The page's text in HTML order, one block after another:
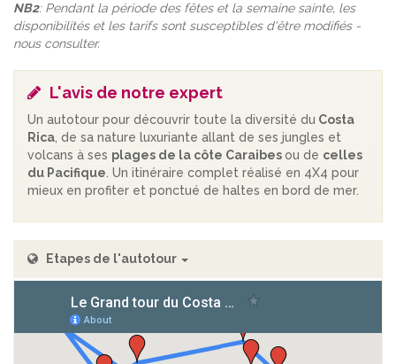
NB2: Pendant la période des fêtes et la semaine sainte, les
disponibilités et les tarifs sont susceptibles d'être modifiés -
nous consulter.
L'avis de notre expert
Un autotour pour découvrir toute la diversité du Costa
Rica, de sa nature luxuriante allant de ses jungles et
volcans à ses plages de la côte Caraibes ou de celles
du Pacifique. Un itinéraire complet réalisé en 4X4 pour
mieux en profiter et ponctué de haltes en bord de mer.
Etapes de l'autotour